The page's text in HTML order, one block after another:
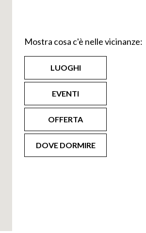
Mostra cosa c'è nelle vicinanze:
LUOGHI
EVENTI
OFFERTA
DOVE DORMIRE